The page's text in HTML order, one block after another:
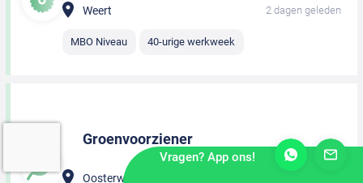
Weert 2 dagen geleden
MBO Niveau 40-urige werkweek
Groenvoorziener
Oosterwolde
Vragen? App ons!